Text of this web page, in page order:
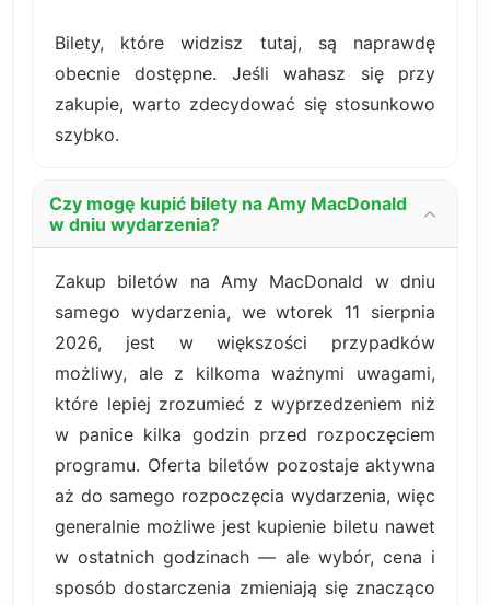
Bilety, które widzisz tutaj, są naprawdę
obecnie dostępne. Jeśli wahasz się przy
zakupie, warto zdecydować się stosunkowo
szybko.
Czy mogę kupić bilety na Amy MacDonald
w dniu wydarzenia?
Zakup biletów na Amy MacDonald w dniu
samego wydarzenia, we wtorek 11 sierpnia
2026, jest w większości przypadków
możliwy, ale z kilkoma ważnymi uwagami,
które lepiej zrozumieć z wyprzedzeniem niż
w panice kilka godzin przed rozpoczęciem
programu. Oferta biletów pozostaje aktywna
aż do samego rozpoczęcia wydarzenia, więc
generalnie możliwe jest kupienie biletu nawet
w ostatnich godzinach — ale wybór, cena i
sposób dostarczenia zmieniają się znacząco